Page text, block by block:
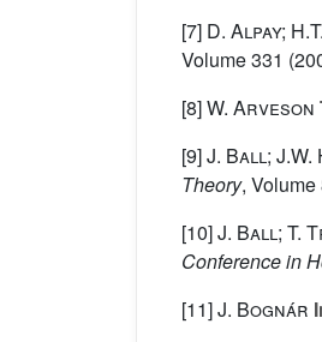
[7] D. Alpay;
Volume 331
[8]W. Arveson
[9]J. Ball;
Theory, Volume
[10]J. Ball; T.
Conference in
[11]J. Bognár